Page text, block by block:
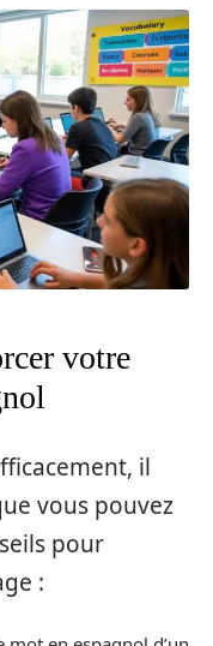
votre
il
vous pouvez
pour
: